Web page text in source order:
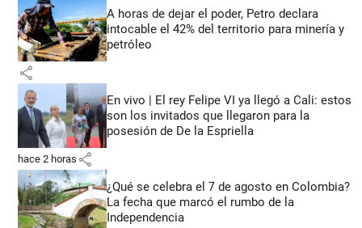
A horas de dejar el poder, Petro declara
intocable el 42% del territorio para minería y
petróleo
share
En vivo | El rey Felipe VI ya llegó a Cali: estos
son los invitados que llegaron para la
posesión de De la Espriella
hace 2 horas share
¿Qué se celebra el 7 de agosto en Colombia?
La fecha que marcó el rumbo de la
Independencia